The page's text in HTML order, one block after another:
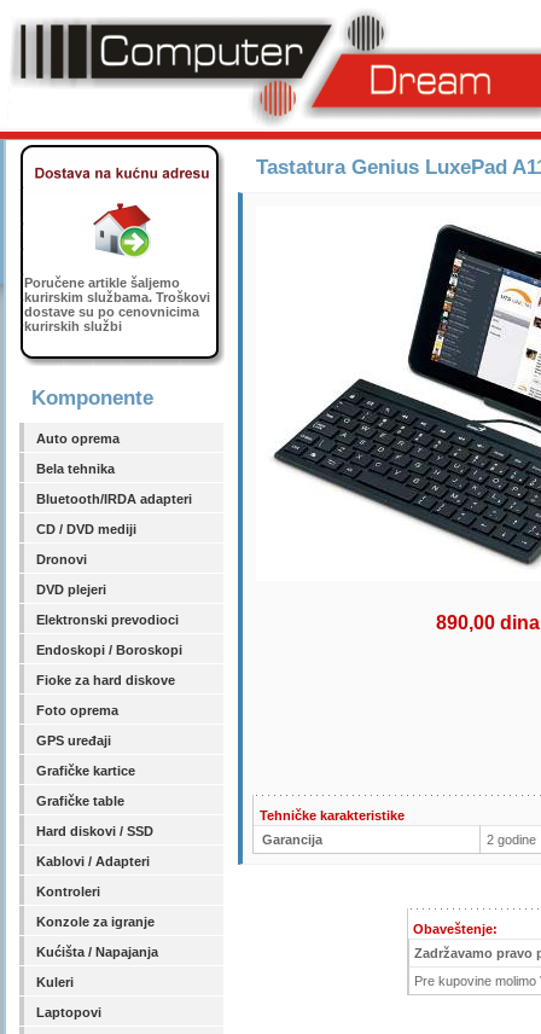
Poručene artikle šaljemo
kurirskim službama. Troškovi
dostave su po cenovnicima
kurirskih službi
Komponente
Auto oprema
Bela tehnika
Bluetooth/IRDA adapteri
CD / DVD mediji
Dronovi
DVD plejeri
Elektronski prevodioci
Endoskopi / Boroskopi
Fioke za hard diskove
Foto oprema
GPS uređaji
Grafičke kartice
Grafičke table
Hard diskovi / SSD
Kablovi / Adapteri
Kontroleri
Konzole za igranje
Kućišta / Napajanja
Kuleri
Laptopovi
Tastatura Genius LuxePad
890,00
Tehničke karakteristike
Garancija
2 godine
Obaveštenje:
Zadržavamo pravo
Pre kupovine